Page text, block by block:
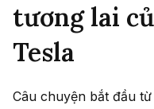
tương lai
Tesla
Câu chuyện bắt đầu